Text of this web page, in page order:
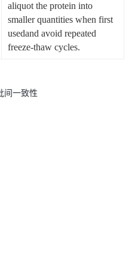
aliquot the protein into
smaller quantities when first
usedand avoid repeated
freeze-thaw cycles.
间一致性